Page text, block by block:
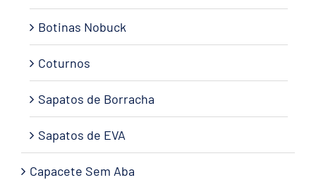
Botinas Nobuck
Coturnos
Sapatos de Borracha
Sapatos de EVA
Capacete Sem Aba